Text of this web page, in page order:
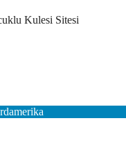
Kulesi Sitesi